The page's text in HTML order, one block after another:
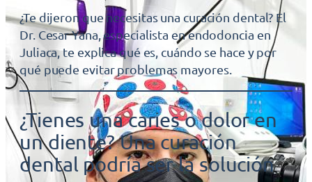
¿Te dijeron que necesitas una curación dental? El
Dr. Cesar Yana, especialista en endodoncia en
Juliaca, te explica qué es, cuándo se hace y por
qué puede evitar problemas mayores.
¿Tienes una caries o dolor en
un diente? Una curación
dental podría ser la solución